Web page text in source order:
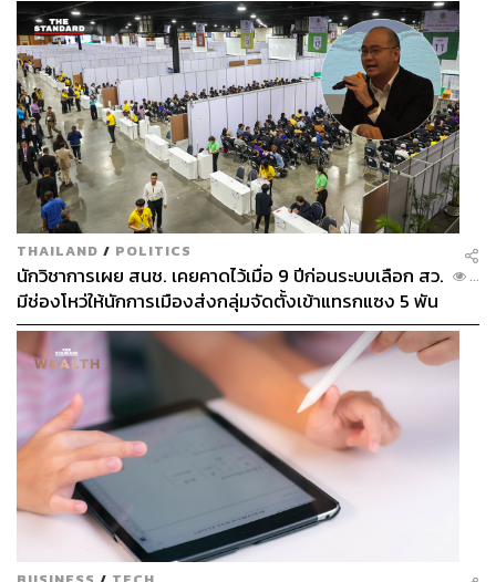
THAILAND / POLITICS
นักวิชาการเผย สนช. เคยคาดไว้เมื่อ 9 ปีก่อนระบบเลือก สว.
มีช่องโหว่ให้นักการเมืองส่งกลุ่มจัดตั้งเข้าแทรกแซง 5 พัน
ล้านยึดประเทศได้
...